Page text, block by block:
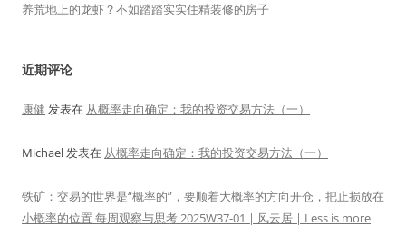
养荒地上的龙虾？不如踏踏实实住精装修的房子
近期评论
康健 发表在 从概率走向确定：我的投资交易方法（一）
Michael发表在 从概率走向确定：我的投资交易方法（一）
铁矿：交易的世界是“概率的”，要顺着大概率的方向开仓，把止损放在
小概率的位置 每周观察与思考 2025W37-01 | 风云居 | Less is more